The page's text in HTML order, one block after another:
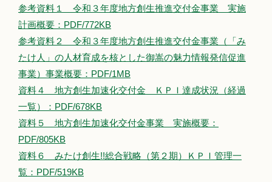
参考資料１ 令和３年度地方創生推進交付金事業 実施
計画概要：PDF/772KB
参考資料２ 令和３年度地方創生推進交付金事業（「み
たけ人」の人材育成を核とした御嵩の魅力情報発信促進
事業）事業概要：PDF/1MB
資料４ 地方創生加速化交付金 ＫＰＩ達成状況（経過
一覧）：PDF/678KB
資料５ 地方創生加速化交付金事業 実施概要：
PDF/805KB
資料６ みたけ創生!!総合戦略（第２期）ＫＰＩ管理一
覧：PDF/519KB